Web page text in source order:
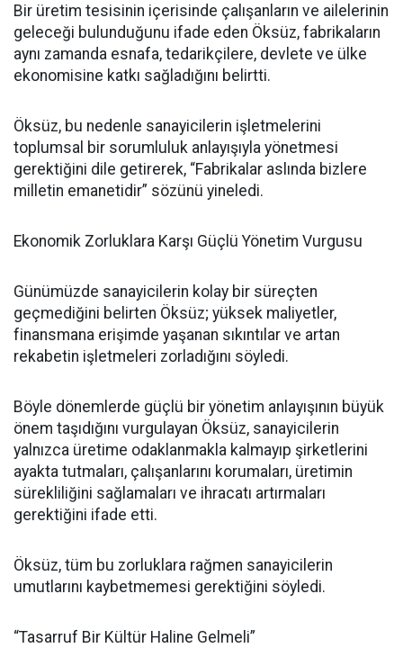
Bir üretim tesisinin içerisinde çalışanların ve ailelerinin
geleceği bulunduğunu ifade eden Öksüz, fabrikaların
aynı zamanda esnafa, tedarikçilere, devlete ve ülke
ekonomisine katkı sağladığını belirtti.
Öksüz, bu nedenle sanayicilerin işletmelerini
toplumsal bir sorumluluk anlayışıyla yönetmesi
gerektiğini dile getirerek, “Fabrikalar aslında bizlere
milletin emanetidir” sözünü yineledi.
Ekonomik Zorluklara Karşı Güçlü Yönetim Vurgusu
Günümüzde sanayicilerin kolay bir süreçten
geçmediğini belirten Öksüz; yüksek maliyetler,
finansmana erişimde yaşanan sıkıntılar ve artan
rekabetin işletmeleri zorladığını söyledi.
Böyle dönemlerde güçlü bir yönetim anlayışının büyük
önem taşıdığını vurgulayan Öksüz, sanayicilerin
yalnızca üretime odaklanmakla kalmayıp şirketlerini
ayakta tutmaları, çalışanlarını korumaları, üretimin
sürekliliğini sağlamaları ve ihracatı artırmaları
gerektiğini ifade etti.
Öksüz, tüm bu zorluklara rağmen sanayicilerin
umutlarını kaybetmemesi gerektiğini söyledi.
“Tasarruf Bir Kültür Haline Gelmeli”